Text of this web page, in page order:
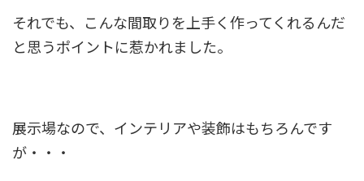
それでも、こんな間取りを上手く作ってくれるんだ
と思うポイントに惹かれました。
展示場なので、インテリアや装飾はもちろんです
が・・・